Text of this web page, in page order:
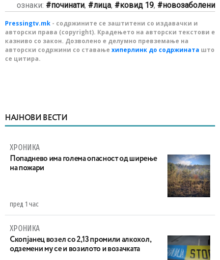
ознаки:
починати, лица, ковид 19, новозаболени
Pressingtv.mk - содржините се заштитени со издавачки и
авторски права (copyright). Крадењето на авторски текстови е
казниво со закон. Дозволено е делумно превземање на
авторски содржини со ставање хиперлинк до содржината што
се цитира.
НАЈНОВИ ВЕСТИ
ХРОНИКА
Попаднево има голема опасност од ширење
на пожари
пред 1 час
ХРОНИКА
Скопјанец возел со 2,13 промили алкохол,
одземени му се и возилото и возачката